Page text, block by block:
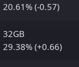
20.61% (-0.57)
32GB
29.38% (+0.66)